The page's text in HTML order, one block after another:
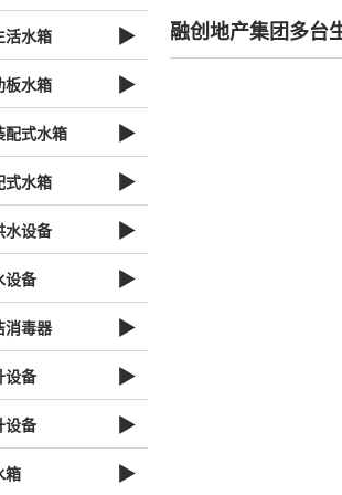
活水箱 ▶
板水箱 ▶
配式水箱 ▶
式水箱 ▶
水设备 ▶
设备 ▶
消毒器 ▶
设备 ▶
设备 ▶
箱 ▶
融创地产集团多台